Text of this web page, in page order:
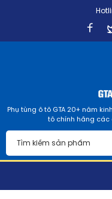
Phụ tùng ô tô GTA 20+ năm
tô chính hãng các